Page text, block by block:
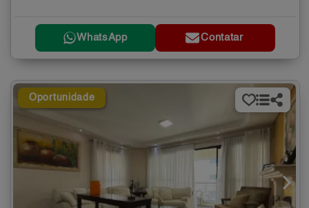
WhatsApp Contatar
Oportunidade